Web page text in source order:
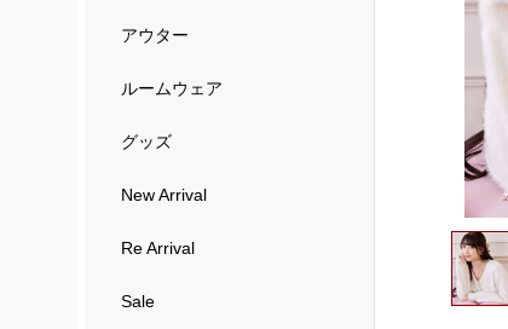
アウター
ルームウェア
グッズ
New Arrival
Re Arrival
Sale